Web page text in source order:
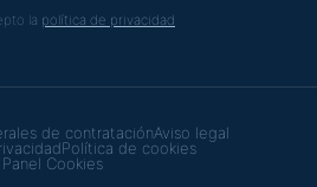
la política de privacidad
de contrataciónAviso legal
Política de cookies
Panel Cookies